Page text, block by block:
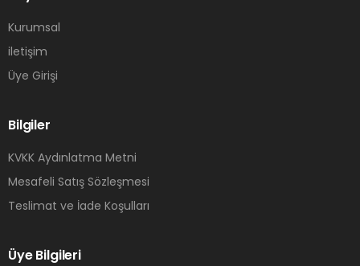
Kurumsal
iletişim
Üye Girişi
Bilgiler
KVKK Aydınlatma Metni
Mesafeli Satış Sözleşmesi
Teslimat ve İade Koşulları
Üye Bilgileri